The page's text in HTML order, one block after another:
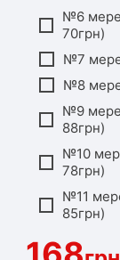
№6
70грн)
№7
№8
№9
88грн)
№10
78грн)
№11
85грн)